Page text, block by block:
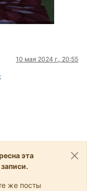
10 мая 2024 г., 20:55
эта
же посты